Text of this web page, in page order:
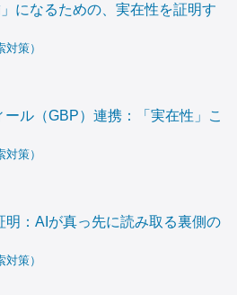
になるための、実在性を証明す
策）
ル（GBP）連携：「実在性」こ
策）
：AIが真っ先に読み取る裏側の
策）